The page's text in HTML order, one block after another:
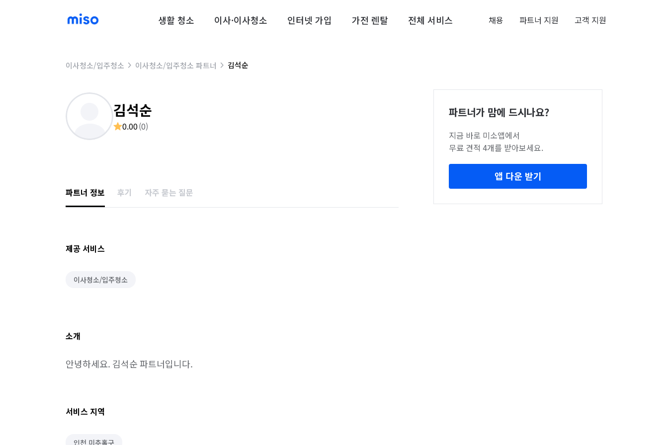
생활 청소 이사·이사청소 인터넷 가입 가전 렌탈 전체 서비스 채용 파트너 지원 고객 지원
이사청소/입주청소 이사청소/입주청소 파트너 김석순
김석순
0.00(0)
파트너 정보 후기 자주 묻는 질문
제공 서비스
이사청소/입주청소
소개
안녕하세요. 김석순 파트너입니다.
서비스 지역
인천 미추홀구
파트너가 맘에 드시나요?
지금 바로 미소앱에서
무료 견적 4개를 받아보세요.
앱 다운 받기